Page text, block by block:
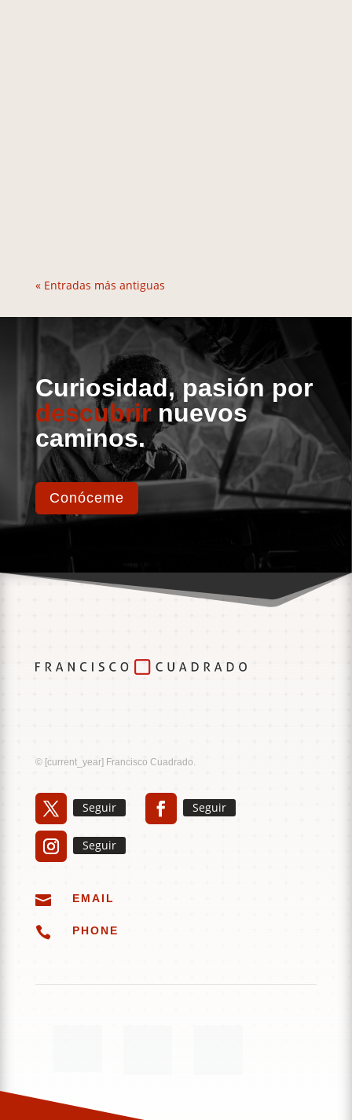
« Entradas más antiguas
Curiosidad, pasión por
descubrirnuevos
caminos.
Conóceme
© [current_year] Francisco Cuadrado.
Seguir Seguir
Seguir
 EMAIL
 PHONE